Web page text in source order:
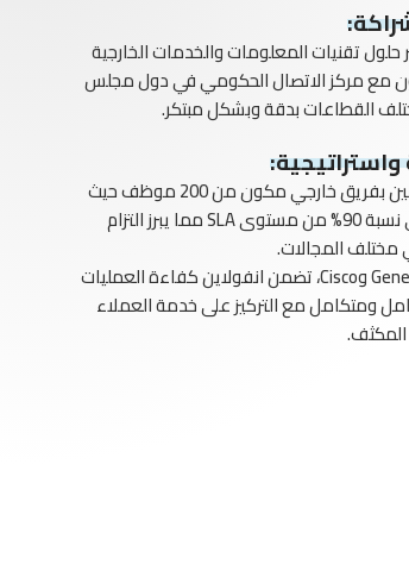
تقنيات المعلومات والخدمات الخارجية
مع مركز الاتصال الحكومي في دول مجلس
القطاعات بدقة وبشكل مبتكر.
تضم الشركة 50 موظف خدمة عملاء مدعومين بفريق خارجي مكون من 200 موظف حيث
يدير 20,000 مكالمة شهرياً مع الحفاظ على نسبة 90% من مستوى SLA مما يبرز التزام
مختلف المجالات.
عبر توظيف الأنظمة العصرية مثل Verint، وGenesis وCisco، تضمن انفولاين كفاءة العمليات
ومتكامل مع التركيز على خدمة العملاء
المكثف.